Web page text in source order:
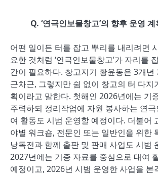
Q. ‘연극인보물창고’의 향후 운영
어떤 일이든 터를 잡고 뿌리를 내리려면
요한 것처럼 ‘연극인보물창고’가 자리를
간이 필요하다. 창고지기 황윤동은 3개년
근차근, 그렇지만 쉼 없이 창고의 터 다지
획이라고 말한다. 첫해인 2026년에는 기
주력하되 정리작업에 자원 봉사하는 연
여 활동도 시범 운영할 예정이다. 더불어
야별 워크숍, 전문인 또는 일반인을 위한
낭독전과 함께 출판 및 판매 사업도 시범
2027년에는 기증 자료를 중심으로 대여
예정이고, 2026년 시범 운영한 사업을 본